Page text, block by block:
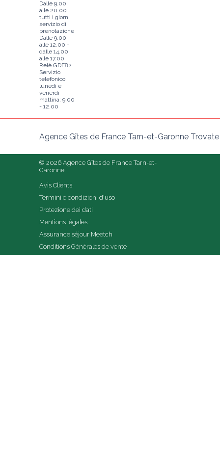
Dalle 9.00
alle 20.00
tutti i giorni
servizio di
prenotazione
Dalle 9.00
alle 12.00 -
dalle 14.00
alle 17.00
Relè GDF82
Servizio
telefonico
lunedì e
venerdì
mattina: 9.00
- 12.00
Agence Gîtes de France Tarn-et-Garonne
© 2026 Agence Gîtes de France Tarn-et-
Garonne
Avis Clients
Termini e condizioni d'uso
Protezione dei dati
Mentions légales
Assurance séjour Meetch
Conditions Générales de vente